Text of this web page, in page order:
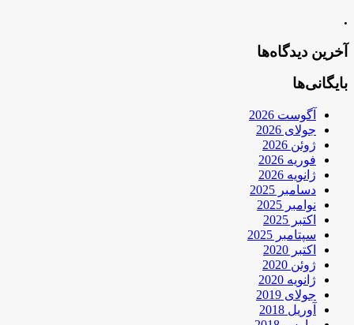
.
آخرین دیدگاه‌ها
بایگانی‌ها
آگوست 2026
جولای 2026
ژوئن 2026
فوریه 2026
ژانویه 2026
دسامبر 2025
نوامبر 2025
اکتبر 2025
سپتامبر 2025
اکتبر 2020
ژوئن 2020
ژانویه 2020
جولای 2019
آوریل 2018